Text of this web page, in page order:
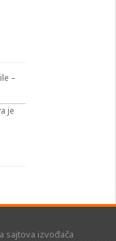
–
je
sajtova izvođača